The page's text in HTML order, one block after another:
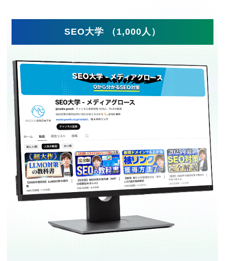
SEO大学 （1,000人）